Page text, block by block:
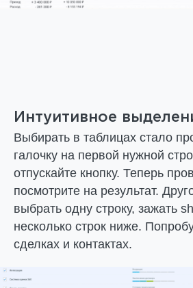
Интуитивное
Выбирать в таблицах стало
галочку на первой нужной
отпускайте кнопку. Теперь
посмотрите на результат.
выбрать одну строку, зажать
несколько строк ниже.
сделках и контактах.